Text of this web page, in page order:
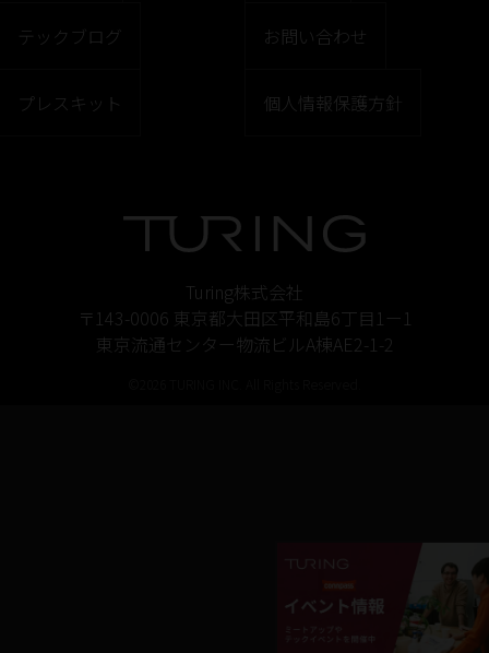
Turing株式会社
〒143-0006 東京都大田区平和島6丁目1ー1
東京流通センター物流ビルA棟AE2-1-2
テックブログ
プレスキット
お問い合わせ
個人情報保護方針